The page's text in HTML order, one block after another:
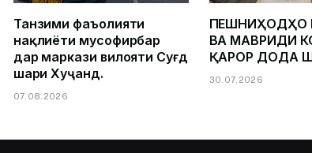
Танзими фаъолияти
нақлиёти мусофирбар
дар маркази вилояти Суғд
шаҳри Хуҷанд.
07.08.2026
ПЕШНИҲОДҲО
ВА МАВРИДИ
ҚАРОР ДОДА
30.07.2026